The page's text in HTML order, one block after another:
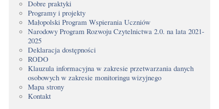
Dobre praktyki
Programy i projekty
Małopolski Program Wspierania Uczniów
Narodowy Program Rozwoju Czytelnictwa 2.0. na lata 2021-
2025
Deklaracja dostępności
RODO
Klauzula informacyjna w zakresie przetwarzania danych
osobowych w zakresie monitoringu wizyjnego
Mapa strony
Kontakt